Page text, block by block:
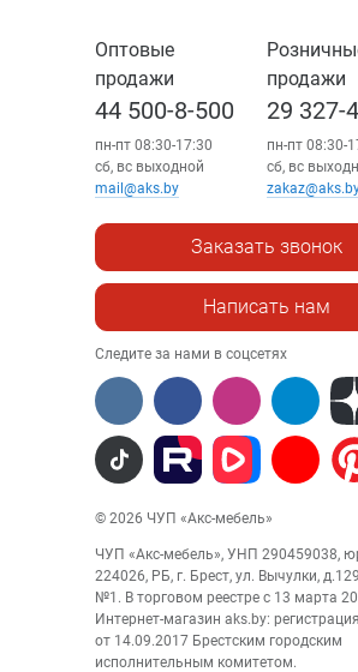
Оптовые
продажи
44 500-8-500
пн-пт 08:30-17:30
сб, вс выходной
mail@aks.by
продажи
29 327-
пн-пт 08:30-
сб, вс
Заказать звонок
Написать нам
Следите за нами в соцсетях
© 2026 ЧУП «Акс-мебель»
ЧУП «Акс-мебель», УНП 290459038,
224026, РБ, г. Брест, ул. Вычулки,
№1. В торговом реестре с 13 марта
Интернет-магазин aks.by:
от 14.09.2017 Брестским городским
исполнительным комитетом.